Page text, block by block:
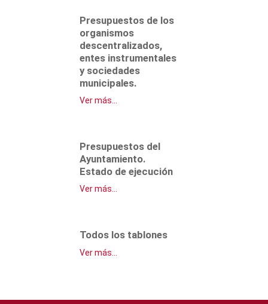
Presupuestos de los
organismos
descentralizados,
entes instrumentales
y sociedades
municipales.
Ver más...
Presupuestos del
Ayuntamiento.
Estado de ejecución
Ver más...
Todos los tablones
Ver más...